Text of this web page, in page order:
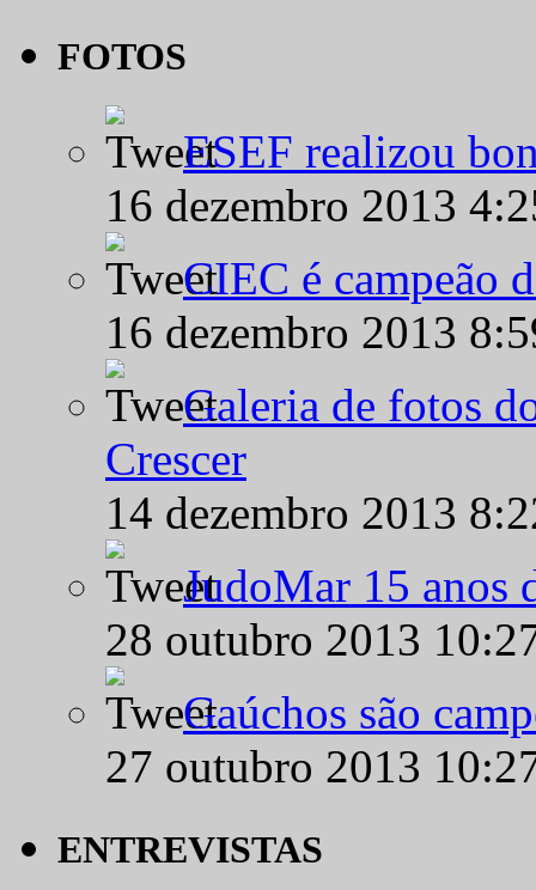
FOTOS
ESEF realizou
16 dezembro 2013
CIEC é campeão
16 dezembro 2013
Galeria de fotos
Crescer
14 dezembro 2013
JudoMar 15 anos
28 outubro 2013
Gaúchos são
27 outubro 2013
ENTREVISTAS